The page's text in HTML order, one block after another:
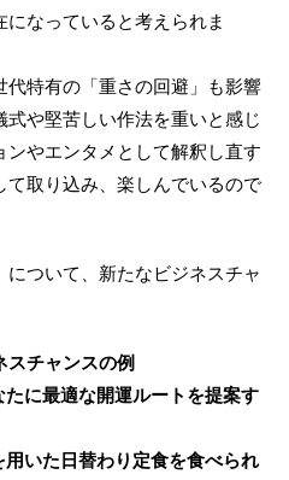
なっていると考えられま
代特有の「重さの回避」も影響
式や堅苦しい作法を重いと感じ
ンやエンタメとして解釈し直す
て取り込み、楽しんでいるので
ついて、新たなビジネスチャ
スチャンスの例
に最適な開運ルートを提案す
いた日替わり定食を食べられ